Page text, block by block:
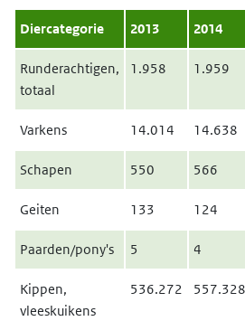
Diercategorie 2013 2014
Runderachtigen,
totaal
1.958 1.959
Varkens 14.014 14.638
Schapen 550 566
Geiten 133 124
Paarden/pony's 5 4
Kippen,
vleeskuikens
536.272 557.328